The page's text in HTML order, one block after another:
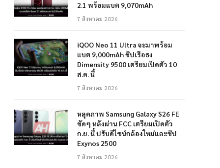
2.1 พร้อมแบต 9,070mAh
7 สิงหาคม 2026
iQOO Neo 11 Ultra จะมาพร้อม
แบต 9,000mAh ชิปเรือธง
Dimensity 9500 เตรียมเปิดตัว 10
ส.ค. นี้
7 สิงหาคม 2026
หลุดภาพ Samsung Galaxy S26 FE
ชัดๆ หลังผ่าน FCC เตรียมเปิดตัว
ก.ย. นี้ ปรับดีไซน์กล้องใหม่และชิป
Exynos 2500
7 สิงหาคม 2026